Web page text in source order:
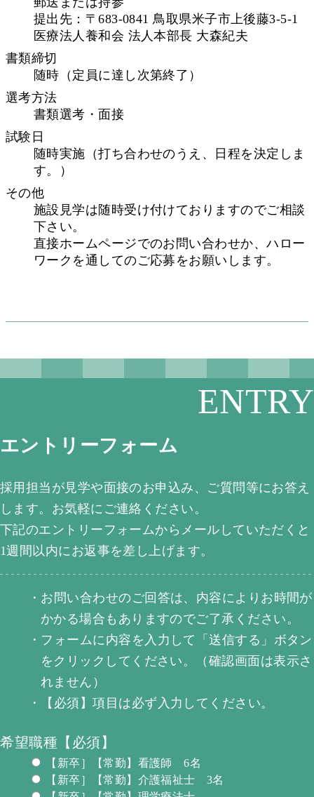
提出先：〒683-0841 鳥取県米子市上後藤3-5-1
医療法人養和会 法人本部長 大森紀夫
書類締切
随時（定員に達し次第終了）
選考方法
書類選考・面接
試験日
随時実施（打ち合わせのうえ、日程を決定しま
す。）
その他
施設見学は随時受け付けておりますのでご相談
下さい。
直接ホームページでのお問い合わせか、ハロー
ワークを通してのご応募をお願いします。
ENTRY
エントリーフォーム
採用担当が見学や面接のお申込み、ご質問等にお答え
します。お気軽にご連絡ください。
下記のエントリーフォームからメールしていただくと
1週間以内にお返事を差し上げます。
・ お問い合わせのご回答は、内容によりお時間が
かかる場合もありますのでご了承ください。
・ フォームに内容を入力して「送信する」ボタン
をクリックしてください。（確認画面は表示さ
れません）
・
【必須】項目は必ず入力してください。
希望職種【必須】
【新卒］【常勤】看護師 6名
【新卒］【常勤】介護福祉士 3名